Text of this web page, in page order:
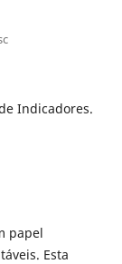
Indicadores.
papel
Esta